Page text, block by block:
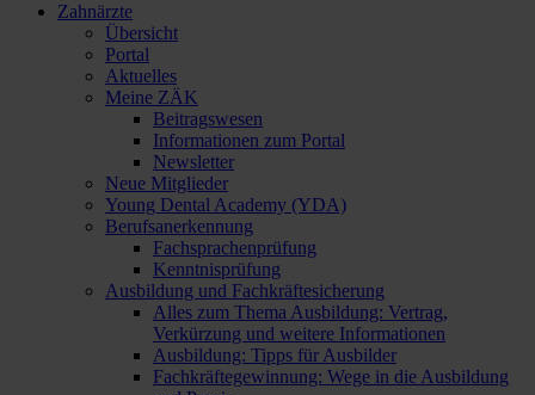
Zahnärzte
Übersicht
Portal
Aktuelles
Meine ZÄK
Beitragswesen
Informationen zum Portal
Newsletter
Neue Mitglieder
Young Dental Academy (YDA)
Berufsanerkennung
Fachsprachenprüfung
Kenntnisprüfung
Ausbildung und Fachkräftesicherung
Alles zum Thema Ausbildung: Vertrag,
Verkürzung und weitere Informationen
Ausbildung: Tipps für Ausbilder
Fachkräftegewinnung: Wege in die Ausbildung